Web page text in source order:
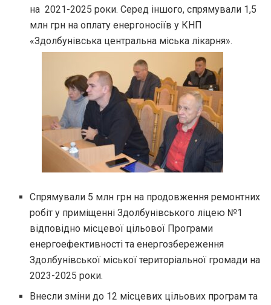
на 2021-2025 роки. Серед іншого, спрямували 1,5
млн грн на оплату енергоносіїв у КНП
«Здолбунівська центральна міська лікарня».
Спрямували 5 млн грн на продовження ремонтних
робіт у приміщенні Здолбунівського ліцею №1
відповідно місцевої цільової Програми
енергоефективності та енергозбереження
Здолбунівської міської територіальної громади на
2023-2025 роки.
Внесли зміни до 12 місцевих цільових програм та